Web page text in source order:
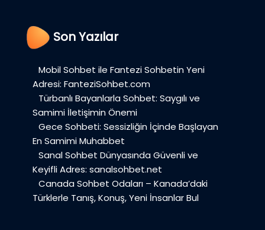
Son Yazılar
Mobil Sohbet ile Fantezi Sohbetin Yeni
Adresi: FanteziSohbet.com
Türbanlı Bayanlarla Sohbet: Saygılı ve
Samimi İletişimin Önemi
Gece Sohbeti: Sessizliğin İçinde Başlayan
En Samimi Muhabbet
Sanal Sohbet Dünyasında Güvenli ve
Keyifli Adres: sanalsohbet.net
Canada Sohbet Odaları – Kanada’daki
Türklerle Tanış, Konuş, Yeni İnsanlar Bul